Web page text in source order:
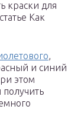
краски для
Как
,
и синий
этом